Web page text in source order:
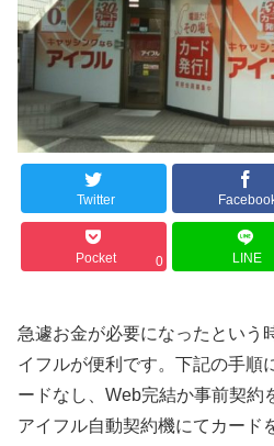
Twitter
Pocket 0 LINE
急遽お金が必要になったという
イフルが便利です。下記の手順
ードなし、Web完結か事前契約
アイフル自動契約機にてカード